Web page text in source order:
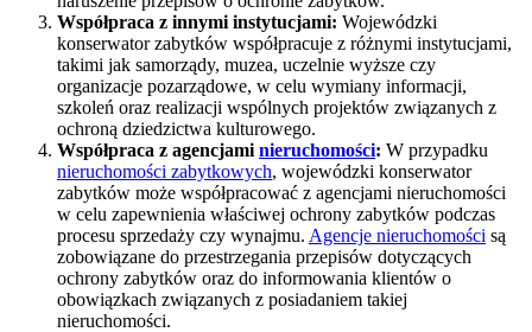
Współpraca z innymi instytucjami: Wojewódzki
konserwator zabytków współpracuje z różnymi instytucjami,
takimi jak samorządy, muzea, uczelnie wyższe czy
organizacje pozarządowe, w celu wymiany informacji,
szkoleń oraz realizacji wspólnych projektów związanych z
ochroną dziedzictwa kulturowego.
Współpraca z agencjami nieruchomości: W przypadku
nieruchomości zabytkowych, wojewódzki konserwator
zabytków może współpracować z agencjami nieruchomości
w celu zapewnienia właściwej ochrony zabytków podczas
procesu sprzedaży czy wynajmu. Agencje nieruchomości są
zobowiązane do przestrzegania przepisów dotyczących
ochrony zabytków oraz do informowania klientów o
obowiązkach związanych z posiadaniem takiej
nieruchomości.